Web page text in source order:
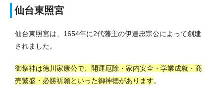
仙台東照宮
仙台東照宮は、1654年に2代藩主の伊達忠宗公によって創建
されました。
御祭神は徳川家康公で、開運厄除・家内安全・学業成就・商
売繁盛・必勝祈願といった御神徳があります。